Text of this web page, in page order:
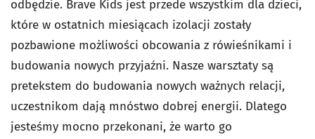
odbędzie. Brave Kids jest przede wszystkim dla dzieci,
które w ostatnich miesiącach izolacji zostały
pozbawione możliwości obcowania z rówieśnikami i
budowania nowych przyjaźni. Nasze warsztaty są
pretekstem do budowania nowych ważnych relacji,
uczestnikom dają mnóstwo dobrej energii. Dlatego
jesteśmy mocno przekonani, że warto go